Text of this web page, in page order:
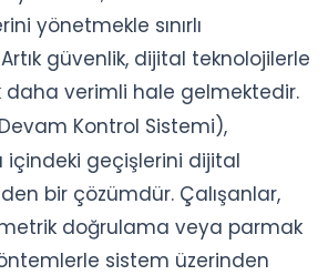
yönetmekle sınırlı
güvenlik, dijital teknolojilerle
daha verimli hale gelmektedir.
Kontrol Sistemi),
içindeki geçişlerini dijital
bir çözümdür. Çalışanlar,
doğrulama veya parmak
sistem üzerinden